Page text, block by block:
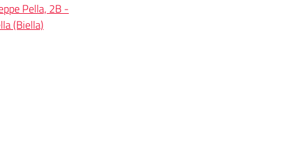
Pella, 2B -
(Biella)